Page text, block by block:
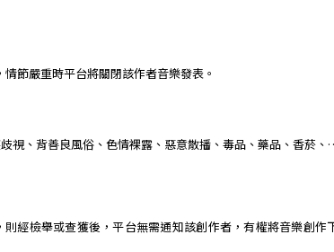
節嚴重時平台將關閉該作者音樂發表。
視、背善良風俗、色情裸露、惡意散播、毒品、藥品、香菸
經檢舉或查獲後，平台無需通知該創作者，有權將音樂創作